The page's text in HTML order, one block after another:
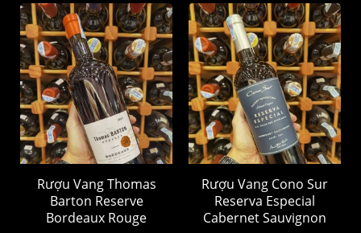
Rượu Vang Thomas
Barton Reserve
Bordeaux Rouge
Rượu Vang Cono Sur
Reserva Especial
Cabernet Sauvignon